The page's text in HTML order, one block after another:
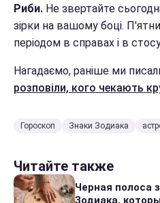
Риби. Не звертайте
зірки на вашому боці.
періодом в справах і в
Нагадаємо, раніше ми
розповіли, кого чекають
Гороскоп Знаки Зодиака
Читайте также
Черная полоса
Зодиака,